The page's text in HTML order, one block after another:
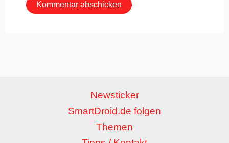
Newsticker
SmartDroid.de folgen
Themen